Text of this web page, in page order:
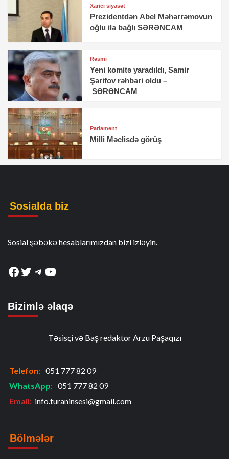
Xarici siyasət
Prezidentdən Abel Məhərrəmovun
oğlu ilə bağlı SƏRƏNCAM
Rəsmi
Yeni komitə yaradıldı, Samir
Şərifov rəhbəri oldu –
SƏRƏNCAM
Parlament
Milli Məclisdə görüş
Sosialda biz
Sosial şəbəkə hesablarımızdan bizi izləyin.
Facebook
Twitter
Telegram
YouTube
Bizimlə əlaqə
Təsisçi və Baş redaktor Arzu Paşaqızı
Telefon: 051 777 82 09
WhatsApp: 051 777 82 09
Email: info.turaninsesi@gmail.com
Bölmələr